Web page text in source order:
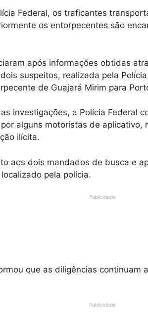
Federal, os traficantes
os entorpecentes são
após informações obtidas
suspeitos, realizada pela
de Guajará Mirim para
investigações, a Polícia Federal
alguns motoristas de aplicativo,
ilícita.
aos dois mandados de busca e
pela polícia.
Publicidade
que as diligências continuam
Publicidade